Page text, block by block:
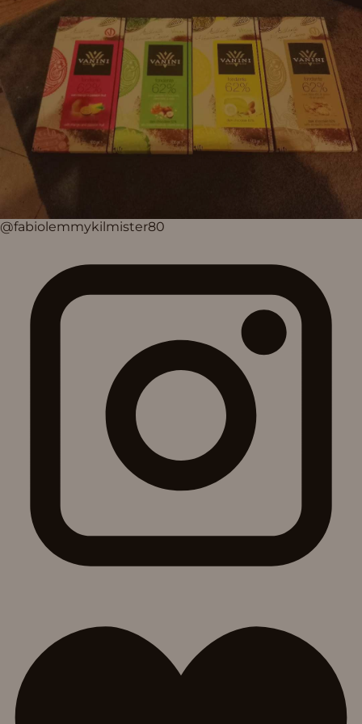
@fabiolemmykilmister80